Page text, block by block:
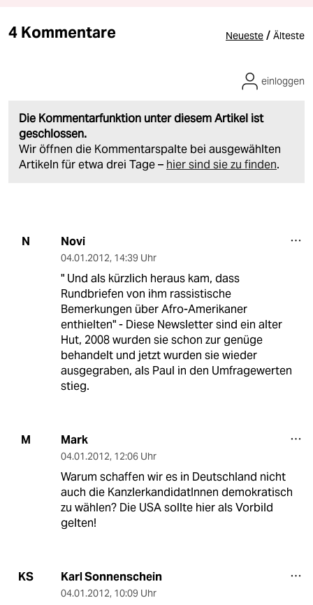
4 Kommentare Neueste / Älteste
Die Kommentarfunktion unter diesem Artikel ist
geschlossen.
Wir öffnen die Kommentarspalte bei ausgewählten
Artikeln für etwa drei Tage – hier sind sie zu finden.
einloggen
N Novi
04.01.2012, 14:39 Uhr
" Und als kürzlich heraus kam, dass
Rundbriefen von ihm rassistische
Bemerkungen über Afro-Amerikaner
enthielten" - Diese Newsletter sind ein alter
Hut, 2008 wurden sie schon zur genüge
behandelt und jetzt wurden sie wieder
ausgegraben, als Paul in den Umfragewerten
stieg.
M Mark
04.01.2012, 12:06 Uhr
Warum schaffen wir es in Deutschland nicht
auch die KanzlerkandidatInnen demokratisch
zu wählen? Die USA sollte hier als Vorbild
gelten!
KS Karl Sonnenschein
04.01.2012, 10:09 Uhr